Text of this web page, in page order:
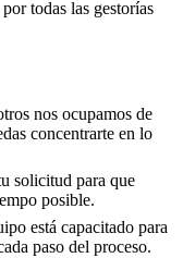
todas las gestorías
nos ocupamos de
concentrarte en lo
solicitud para que
posible.
está capacitado para
paso del proceso.